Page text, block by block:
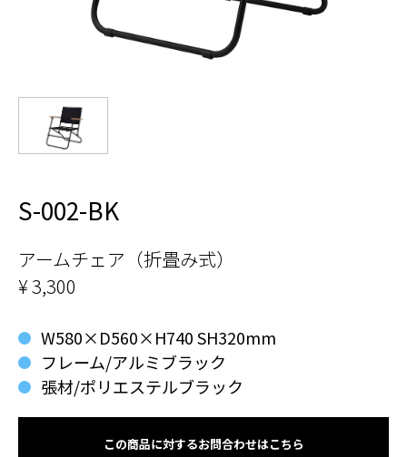
S-002-BK
アームチェア（折畳み式）
¥ 3,300
W580×D560×H740 SH320mm
フレーム/アルミブラック
張材/ポリエステルブラック
この商品に対するお問合わせはこちら